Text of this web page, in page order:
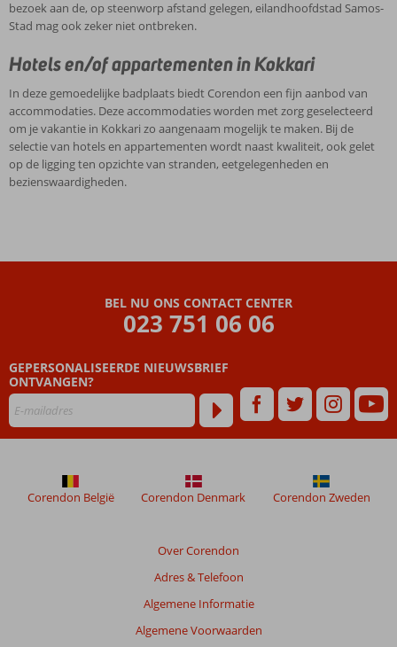
bezoek aan de, op steenworp afstand gelegen, eilandhoofdstad Samos-
Stad mag ook zeker niet ontbreken.
Hotels en/of appartementen in Kokkari
In deze gemoedelijke badplaats biedt Corendon een fijn aanbod van
accommodaties. Deze accommodaties worden met zorg geselecteerd
om je vakantie in Kokkari zo aangenaam mogelijk te maken. Bij de
selectie van hotels en appartementen wordt naast kwaliteit, ook gelet
op de ligging ten opzichte van stranden, eetgelegenheden en
bezienswaardigheden.
BEL NU ONS CONTACT CENTER
023 751 06 06
GEPERSONALISEERDE NIEUWSBRIEF
ONTVANGEN?
Over Corendon
Adres & Telefoon
Algemene Informatie
Algemene Voorwaarden
Corendon België Corendon Denmark Corendon Zweden